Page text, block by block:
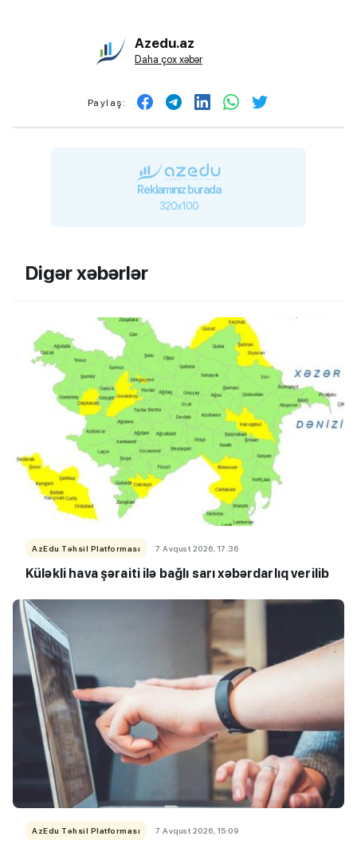
Azedu.az
Daha çox xəbər
Paylaş:
Reklamınız burada
320x100
Digər xəbərlər
AzEdu Təhsil Platforması 7 Avqust 2026, 17:36
Küləkli hava şəraiti ilə bağlı sarı xəbərdarlıq verilib
AzEdu Təhsil Platforması 7 Avqust 2026, 15:09